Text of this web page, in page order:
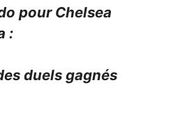
pour Chelsea
:
duels gagnés